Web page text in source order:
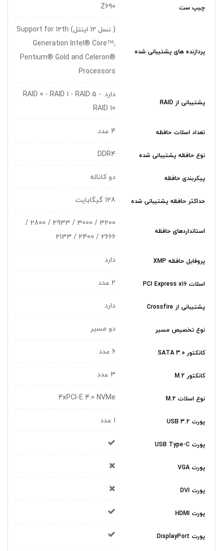
چیپ ست Z690
پردازنده های پشتیبانی شده
( نسل 12 اینتل) Support for 12th
Generation Intel® Core™,
Pentium® Gold and Celeron®
Processors
پشتیبانی از RAID
دارد. RAID 0 - RAID 1 - RAID 5 -
RAID 10
تعداد اسلات حافظه 4 عدد
نوع حافظه پشتیبانی شده DDR4
پیکربندی حافظه دو کاناله
حداکثر حافظه پشتیبانی شده 128 گیگابایت
استانداردهای حافظه
3200 / 3000 / 2933 / 2800 /
2666 / 2400 / 2133
پروفایل حافظه XMP دارد
اسلات PCI Express x16 2 عدد
پشتیبانی از Crossfire دارد
نوع تخصیص مسیر دو مسیر
کانکتور SATA 3.0 6 عدد
کانکتور M.2 3 عدد
نوع اسلات M.2 4xPCI-E 4.0 NVMe
پورت USB 3.2 1 عدد
پورت USB Type-C
پورت VGA
پورت DVI
پورت HDMI
پورت DisplayPort